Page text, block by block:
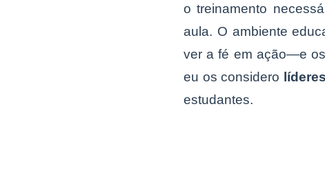
o treinamento
aula. O ambiente
ver a fé em ação—e
eu os considero
estudantes.